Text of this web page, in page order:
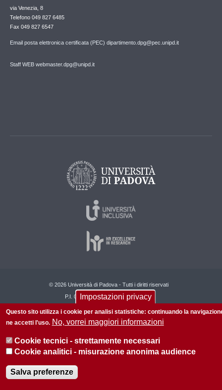
via Venezia, 8
Telefono 049 827 6485
Fax 049 827 6547
Email posta elettronica certificata (PEC) dipartimento.dpg@pec.unipd.it
Staff WEB webmaster.dpg@unipd.it
© 2026 Università di Padova - Tutti i diritti riservati
P.I. 00742430283 C.F. 80006480281
Informazioni su questo sito Privacy policy
Impostazioni privacy
Questo sito utilizza i cookie per analisi statistiche: continuando la
ne accetti l'uso. No, vorrei maggiori informazioni
Cookie tecnici - strettamente necessari
Cookie analitici - misurazione anonima audience
Salva preferenze